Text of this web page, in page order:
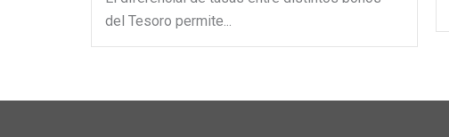
del Tesoro permite...